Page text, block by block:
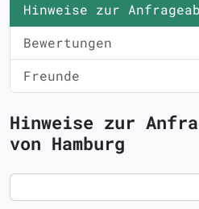
Hinweise zur
Bewertungen
Freunde
Hinweise zur
von Hamburg